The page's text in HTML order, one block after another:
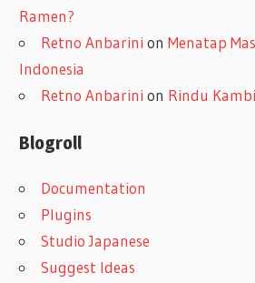
Ramen?
Retno Anbarini onMenatap
Indonesia
Retno Anbarini on Rindu
Blogroll
Documentation
Plugins
Studio Japanese
Suggest Ideas